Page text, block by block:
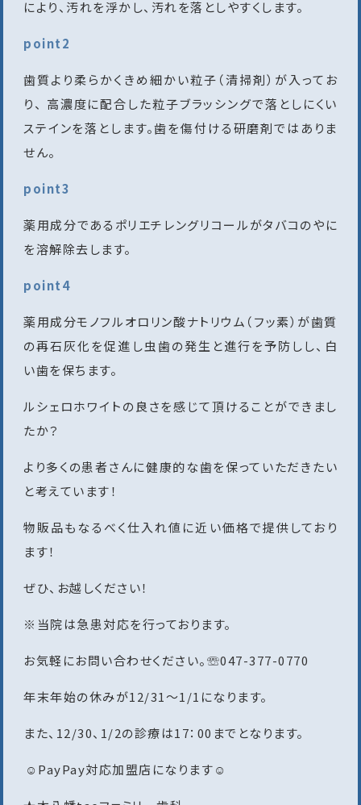
により、汚れを浮かし、汚れを落としやすくします。
point2
歯質より柔らかくきめ細かい粒子（清掃剤）が入ってお
り、 高濃度に配合した粒子ブラッシングで落としにくい
ステインを落とします。歯を傷付ける研磨剤ではありま
せん。
point3
薬用成分であるポリエチレングリコールがタバコのやに
を溶解除去します。
point4
薬用成分モノフルオロリン酸ナトリウム（フッ素）が歯質
の再石灰化を促進し虫歯の発生と進行を予防しし、白
い歯を保ちます。
ルシェロホワイトの良さを感じて頂けることができまし
たか？
より多くの患者さんに健康的な歯を保っていただきたい
と考えています！
物販品もなるべく仕入れ値に近い価格で提供しており
ます！
ぜひ、お越しください！
※当院は急患対応を行っております。
お気軽にお問い合わせください。☏047-377-0770
年末年始の休みが12/31〜1/1になります。
また、12/30、1/2の診療は17：00までとなります。
︎︎︎︎︎☺︎PayPay対応加盟店になります︎︎︎︎︎☺︎